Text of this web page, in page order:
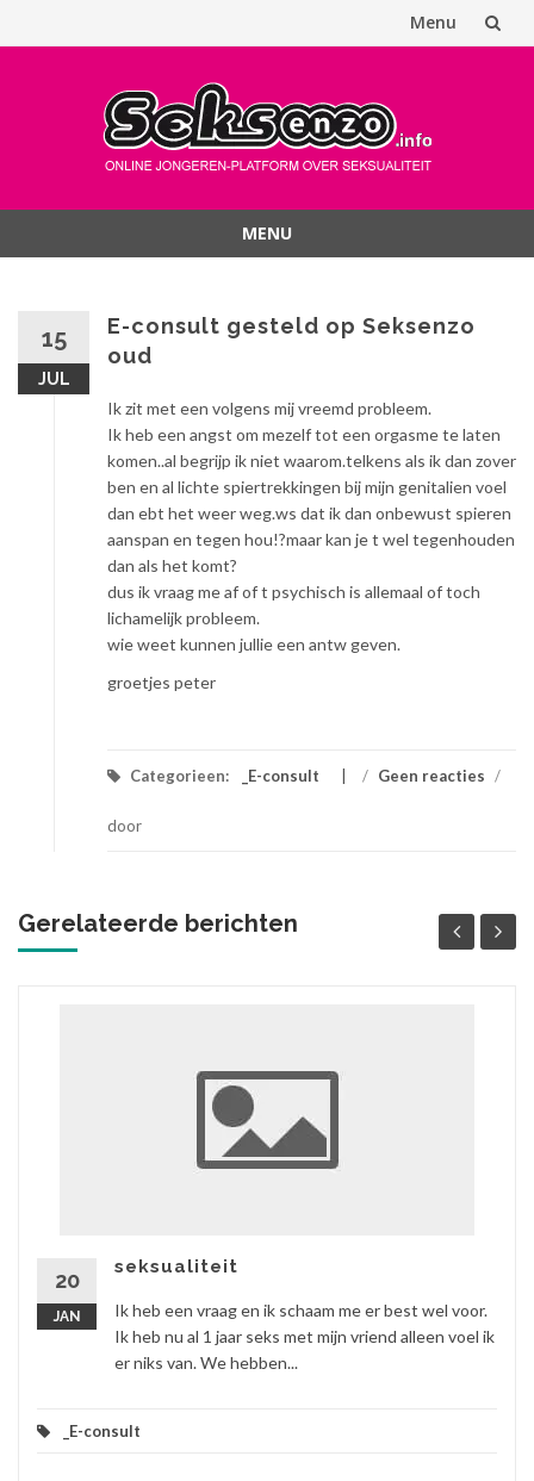
Menu
MENU
15
JUL
E-consult gesteld op Seksenzo
oud
Ik zit met een volgens mij vreemd probleem.
Ik heb een angst om mezelf tot een orgasme te laten
komen..al begrijp ik niet waarom.telkens als ik dan zover
ben en al lichte spiertrekkingen bij mijn genitalien voel
dan ebt het weer weg.ws dat ik dan onbewust spieren
aanspan en tegen hou!?maar kan je t wel tegenhouden
dan als het komt?
dus ik vraag me af of t psychisch is allemaal of toch
lichamelijk probleem.
wie weet kunnen jullie een antw geven.
groetjes peter
Categorieen: _E-consult / Geen reacties /
door
Gerelateerde berichten
20
JAN
seksualiteit
Ik heb een vraag en ik schaam me er best wel voor.
Ik heb nu al 1 jaar seks met mijn vriend alleen voel ik
er niks van. We hebben...
_E-consult